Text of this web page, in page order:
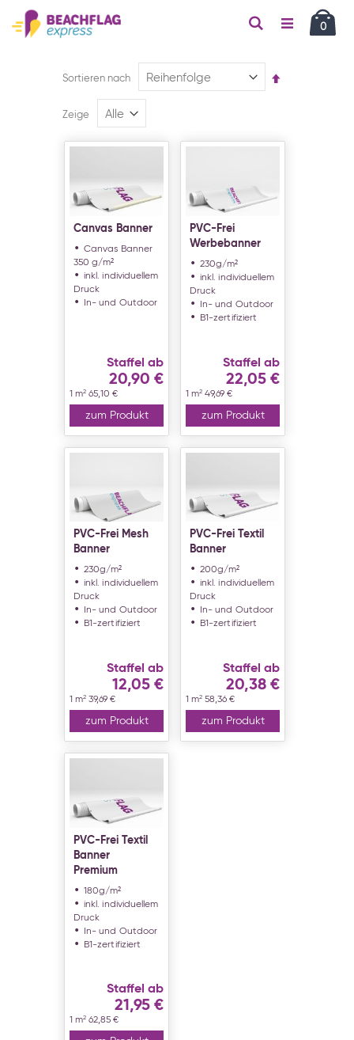
0Artikel
Suche
Sortieren nach
Absteigend
Zeige
Canvas Banner
Canvas Banner
350 g/m²
inkl. individuellem
Druck
In- und Outdoor
Staffel ab
20,90 €
1 m2 65,10 €
zum Produkt
PVC-Frei
Werbebanner
230g/m²
inkl. individuellem
Druck
In- und Outdoor
B1-zertifiziert
Staffel ab
22,05 €
1 m2 49,69 €
zum Produkt
PVC-Frei Mesh
Banner
230g/m²
inkl. individuellem
Druck
In- und Outdoor
B1-zertifiziert
Staffel ab
12,05 €
1 m2 39,69 €
zum Produkt
PVC-Frei Textil
Banner
200g/m²
inkl. individuellem
Druck
In- und Outdoor
B1-zertifiziert
Staffel ab
20,38 €
1 m2 58,36 €
zum Produkt
PVC-Frei Textil
Banner
Premium
180g/m²
inkl. individuellem
Druck
In- und Outdoor
B1-zertifiziert
Staffel ab
21,95 €
1 m2 62,85 €